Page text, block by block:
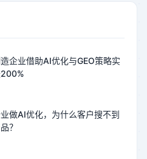
企业借助AI优化与GEO策略实
做AI优化，为什么客户搜不到
？